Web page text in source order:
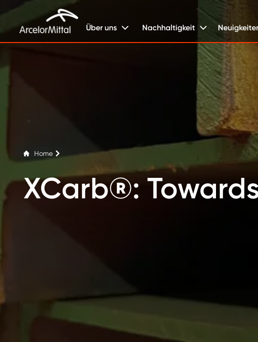
Über uns Nachhaltigkeit
Home
XCarb®: